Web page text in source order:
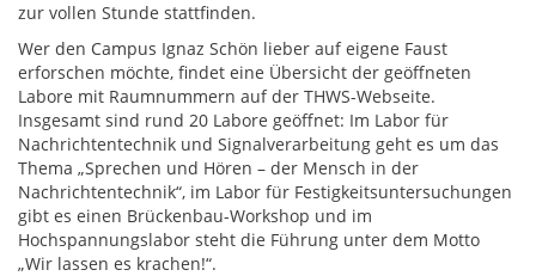
zur vollen Stunde stattfinden.
Wer den Campus Ignaz Schön lieber auf eigene Faust
erforschen möchte, findet eine Übersicht der geöffneten
Labore mit Raumnummern auf der THWS-Webseite.
Insgesamt sind rund 20 Labore geöffnet: Im Labor für
Nachrichtentechnik und Signalverarbeitung geht es um das
Thema „Sprechen und Hören – der Mensch in der
Nachrichtentechnik“, im Labor für Festigkeitsuntersuchungen
gibt es einen Brückenbau-Workshop und im
Hochspannungslabor steht die Führung unter dem Motto
„Wir lassen es krachen!“.